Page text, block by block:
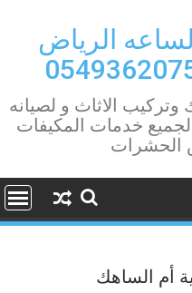
الرياض
وتركيب الاثاث و لصيانه
خدمات المكيفات
الحشرات
أم الساهك